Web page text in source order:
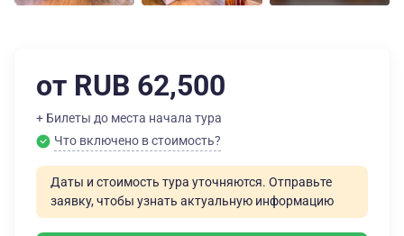
от RUB 62,500
+ Билеты до места начала тура
Что включено в стоимость?
Даты и стоимость тура уточняются. Отправьте
заявку, чтобы узнать актуальную информацию